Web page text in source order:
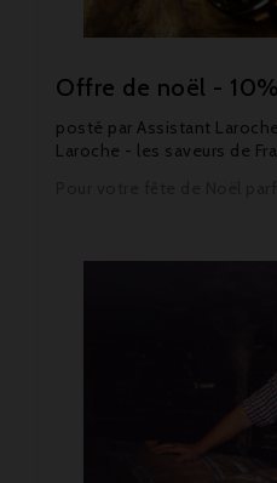
Offre de noël - 10%
posté par Assistant
Laroche - les saveurs de